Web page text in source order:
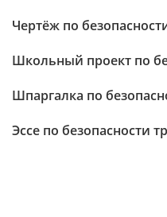
Чертёж по
Школьный проект по
Шпаргалка по
Эссе по безопасности